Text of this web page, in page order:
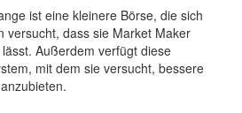
ist eine kleinere Börse, die sich
versucht, dass sie Market Maker
Außerdem verfügt diese
mit dem sie versucht, bessere